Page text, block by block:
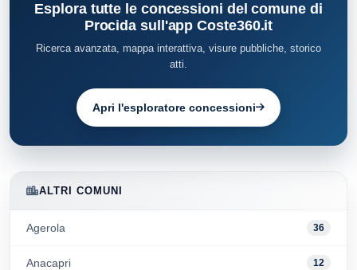
ALTRI COMUNI
Agerola 36
Anacapri 12
Esplora tutte le concessioni del comune di
Procida sull'app Coste360.it
Ricerca avanzata, mappa interattiva, visure pubbliche, storico
atti.
Apri l'esploratore concessioni